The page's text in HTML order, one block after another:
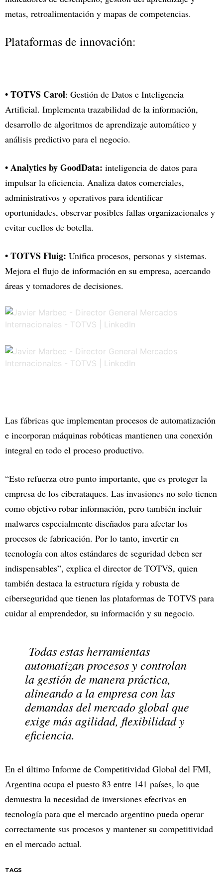
metas, retroalimentación y mapas de competencias.
Plataformas de innovación:
• TOTVS Carol: Gestión de Datos e Inteligencia
Artificial. Implementa trazabilidad de la información,
desarrollo de algoritmos de aprendizaje automático y
análisis predictivo para el negocio.
• Analytics by GoodData: inteligencia de datos para
impulsar la eficiencia. Analiza datos comerciales,
administrativos y operativos para identificar
oportunidades, observar posibles fallas organizacionales y
evitar cuellos de botella.
• TOTVS Fluig: Unifica procesos, personas y sistemas.
Mejora el flujo de información en su empresa, acercando
áreas y tomadores de decisiones.
Las fábricas que implementan procesos de automatización
e incorporan máquinas robóticas mantienen una conexión
integral en todo el proceso productivo.
“Esto refuerza otro punto importante, que es proteger la
empresa de los ciberataques. Las invasiones no solo tienen
como objetivo robar información, pero también incluir
malwares especialmente diseñados para afectar los
procesos de fabricación. Por lo tanto, invertir en
tecnología con altos estándares de seguridad deben ser
indispensables”, explica el director de TOTVS, quien
también destaca la estructura rígida y robusta de
ciberseguridad que tienen las plataformas de TOTVS para
cuidar al emprendedor, su información y su negocio.
Todas estas herramientas
automatizan procesos y controlan
la gestión de manera práctica,
alineando a la empresa con las
demandas del mercado global que
exige más agilidad, flexibilidad y
eficiencia.
En el último Informe de Competitividad Global del FMI,
Argentina ocupa el puesto 83 entre 141 países, lo que
demuestra la necesidad de inversiones efectivas en
tecnología para que el mercado argentino pueda operar
correctamente sus procesos y mantener su competitividad
en el mercado actual.
TAGS